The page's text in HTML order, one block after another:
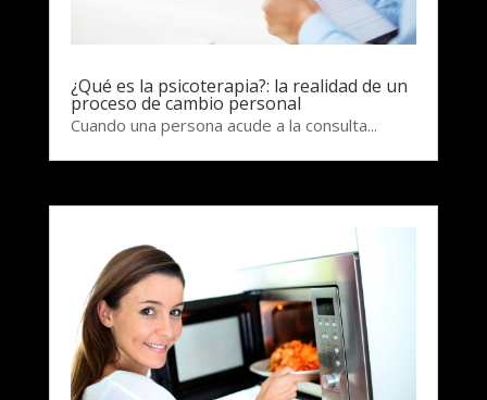
¿Qué es la psicoterapia?: la realidad de un
proceso de cambio personal
Cuando una persona acude a la consulta...